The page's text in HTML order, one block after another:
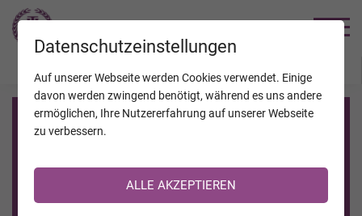
Registrierung auf TrauerHilfe.it
Sie sind noch nicht auf TrauerHilfe.it registriert?
>> zur kostenlosen Registrierung <<
Datenschutzeinstellungen
Auf unserer Webseite werden Cookies verwendet. Einige
davon werden zwingend benötigt, während es uns andere
ermöglichen, Ihre Nutzererfahrung auf unserer Webseite
zu verbessern.
ALLE AKZEPTIEREN
JAHRESTAGE KALENDER VERSTORBENE